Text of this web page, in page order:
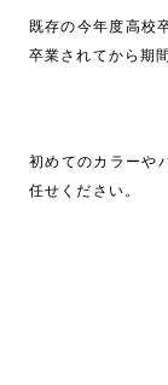
既存の今年度高校
卒業されてから期
初めてのカラーや
任せください。